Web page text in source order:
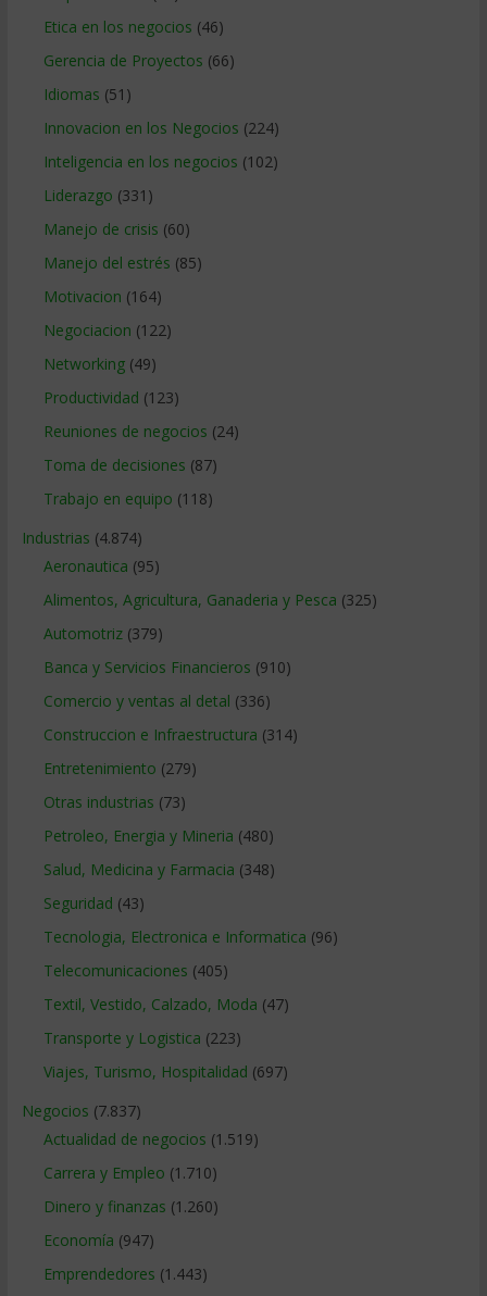
Etica en los negocios (46)
Gerencia de Proyectos (66)
Idiomas (51)
Innovacion en los Negocios (224)
Inteligencia en los negocios (102)
Liderazgo (331)
Manejo de crisis (60)
Manejo del estrés (85)
Motivacion (164)
Negociacion (122)
Networking(49)
Productividad (123)
Reuniones de negocios (24)
Toma de decisiones (87)
Trabajo en equipo (118)
Industrias (4.874)
Aeronautica (95)
Alimentos, Agricultura, Ganaderia y Pesca (325)
Automotriz(379)
Banca y Servicios Financieros (910)
Comercio y ventas al detal (336)
Construccion e Infraestructura (314)
Entretenimiento (279)
Otras industrias (73)
Petroleo, Energia y Mineria (480)
Salud, Medicina y Farmacia (348)
Seguridad (43)
Tecnologia, Electronica e Informatica (96)
Telecomunicaciones (405)
Textil, Vestido, Calzado, Moda (47)
Transporte y Logistica (223)
Viajes, Turismo, Hospitalidad (697)
Negocios (7.837)
Actualidad de negocios (1.519)
Carrera y Empleo (1.710)
Dinero y finanzas (1.260)
Economía (947)
Emprendedores (1.443)